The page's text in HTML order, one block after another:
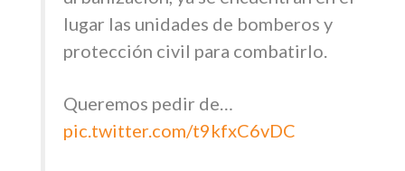
lugar las unidades de bomberos y
protección civil para combatirlo.
Queremos pedir de…
pic.twitter.com/t9kfxC6vDC